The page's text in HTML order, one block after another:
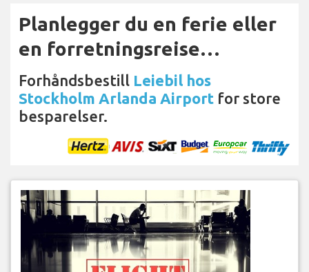
Planlegger du en ferie eller
en forretningsreise…
Forhåndsbestill Leiebil hos
Stockholm Arlanda Airport for store
besparelser.